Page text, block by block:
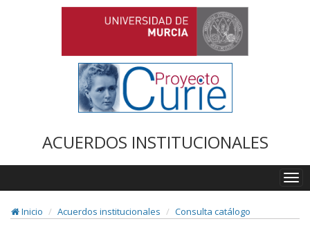
ACUERDOS INSTITUCIONALES
Inicio
Acuerdos institucionales Consulta catálogo